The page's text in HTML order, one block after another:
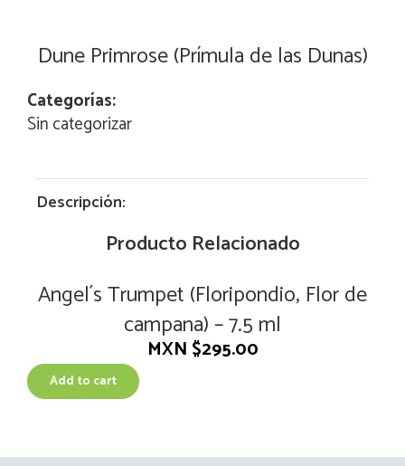
Dune Primrose (Prímula de las Dunas)
Categorías:
Sin categorizar
Descripción:
Producto Relacionado
Angel´s Trumpet (Floripondio, Flor de
campana) – 7.5 ml
MXN $295.00
Add to cart